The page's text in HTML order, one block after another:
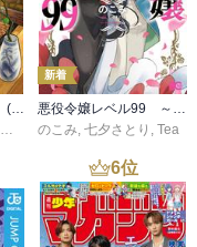
異世界居酒屋「のぶ」(22)
,転
新着
悪役令嬢レベル99 ～私は裏ボスですが魔王ではありません～ その６
のこみ, 七夕さとり , Tea
6位